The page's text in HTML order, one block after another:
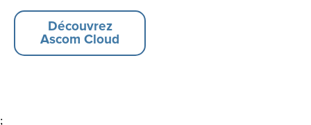
Découvrez
Ascom Cloud
;